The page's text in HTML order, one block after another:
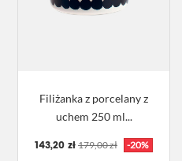
Filiżanka z porcelany z
uchem 250 ml...
143,20 zł 179,00 zł
-20%